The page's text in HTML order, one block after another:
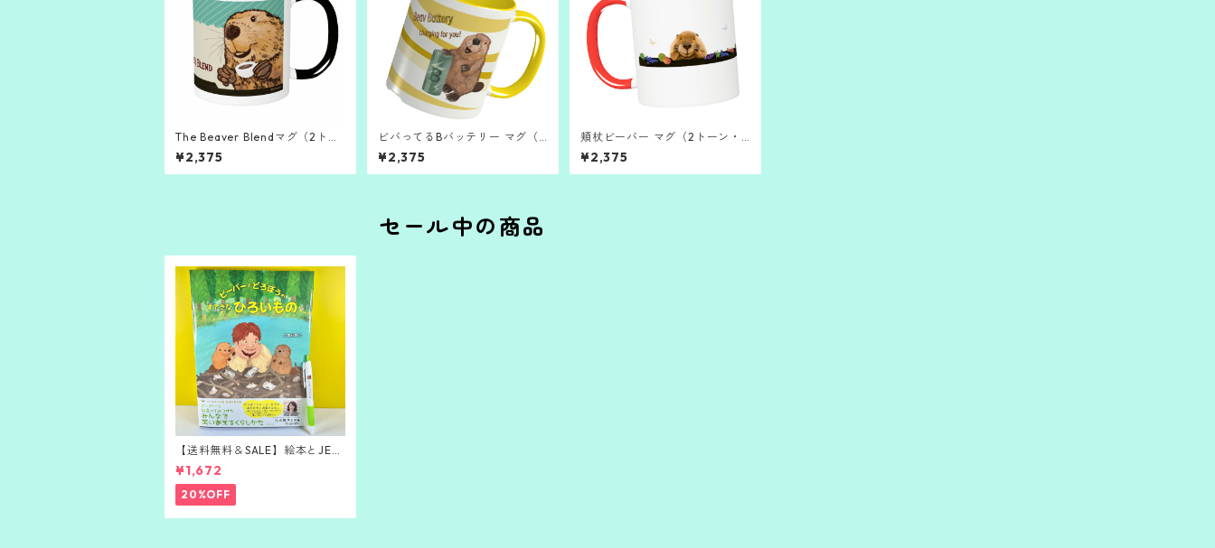
The Beaver Blendマグ（2トー
ン・ブラック）
¥2,375
ビバってるBバッテリー マグ（2
トーン・イエロー）
¥2,375
頬杖ビーバー マグ（2トーン・
レッド）
¥2,375
セール中の商品
【送料無料＆SALE】絵本とJETS
TREAMボールペンのセット
¥1,672
20%OFF